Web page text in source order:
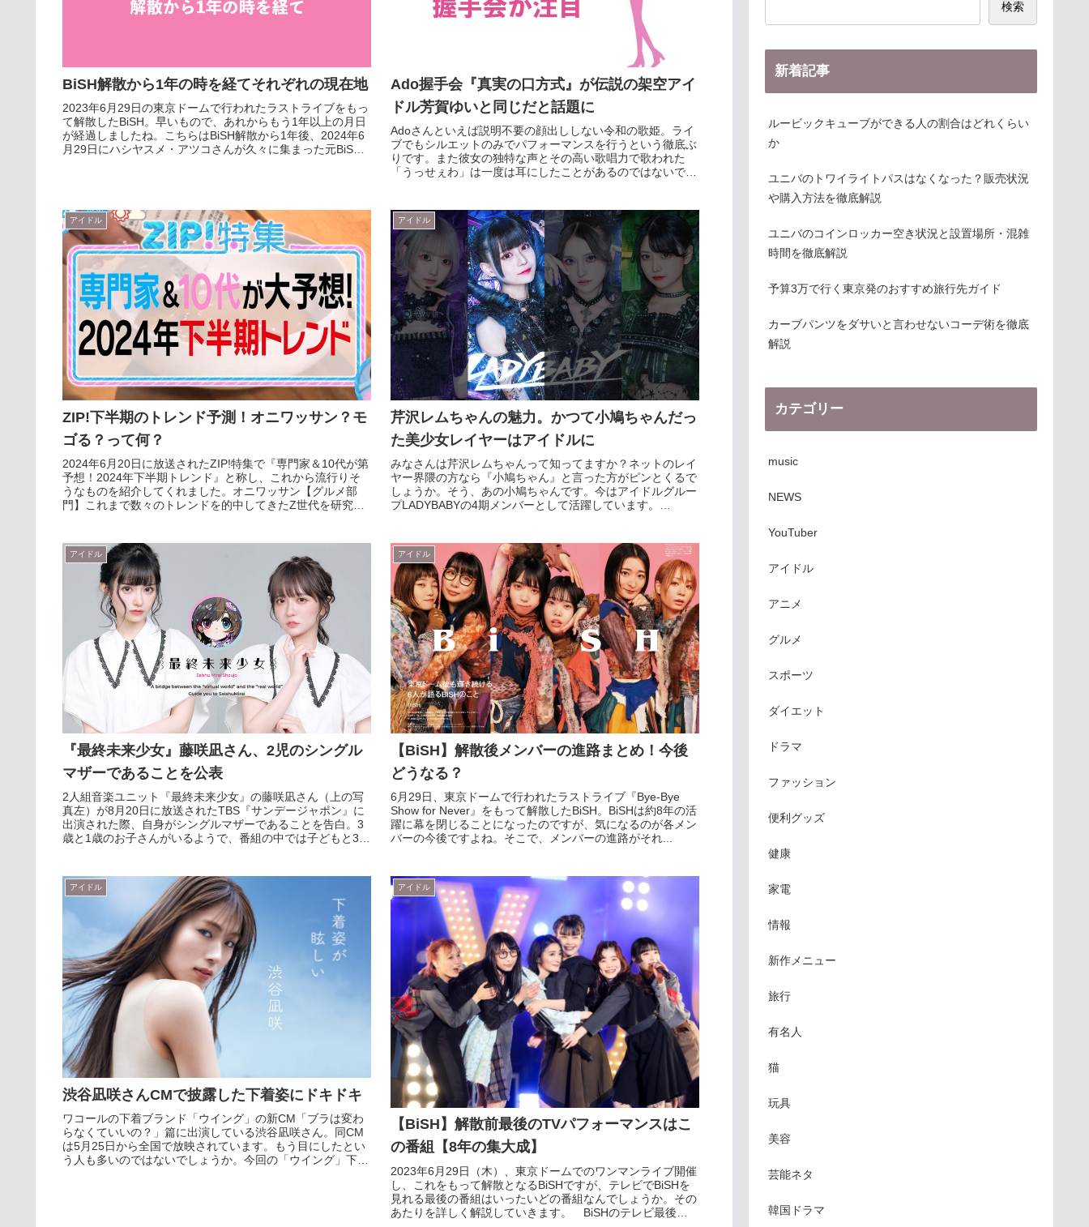
BiSH解散から1年の時を経てそれぞれの現在地
2023年6月29日の東京ドームで行われたラストライブをもっ
て解散したBiSH。早いもので、あれからもう1年以上の月日
が経過しましたね。こちらはBiSH解散から1年後、2024年6
月29日にハシヤスメ・アツコさんが久々に集まった元BiSH
Ado握手会『真実の口方式』が伝説の架空アイ
ドル芳賀ゆいと同じだと話題に
Adoさんといえば説明不要の顔出ししない令和の歌姫。ライ
ブでもシルエットのみでパフォーマンスを行うという徹底ぶ
りです。また彼女の独特な声とその高い歌唱力で歌われた
「うっせぇわ」は一度は耳にしたことがあるのではないでし
アイドル
ZIP!下半期のトレンド予測！オニワッサン？モ
ゴる？って何？
2024年6月20日に放送されたZIP!特集で『専門家＆10代が第
予想！2024年下半期トレンド』と称し、これから流行りそ
うなものを紹介してくれました。オニワッサン【グルメ部
門】これまで数々のトレンドを的中してきたZ世代を研究す
アイドル
芹沢レムちゃんの魅力。かつて小鳩ちゃんだっ
た美少女レイヤーはアイドルに
みなさんは芹沢レムちゃんって知ってますか？ネットのレイ
ヤー界隈の方なら『小鳩ちゃん』と言った方がピンとくるで
しょうか。そう、あの小鳩ちゃんです。今はアイドルグルー
プLADYBABYの4期メンバーとして活躍しています。
アイドル
『最終未来少女』藤咲凪さん、2児のシングル
マザーであることを公表
2人組音楽ユニット『最終未来少女』の藤咲凪さん（上の写
真左）が8月20日に放送されたTBS『サンデージャポン』に
出演された際、自身がシングルマザーであることを告白。3
歳と1歳のお子さんがいるようで、番組の中では子どもと3人
アイドル
【BiSH】解散後メンバーの進路まとめ！今後
どうなる？
6月29日、東京ドームで行われたラストライブ『Bye-Bye
Show for Never』をもって解散したBiSH。BiSHは約8年の活
躍に幕を閉じることになったのですが、気になるのが各メン
バーの今後ですよね。そこで、メンバーの進路がそれ...
アイドル
渋谷凪咲さんCMで披露した下着姿にドキドキ
ワコールの下着ブランド「ウイング」の新CM「ブラは変わ
らなくていいの？」篇に出演している渋谷凪咲さん。同CM
は5月25日から全国で放映されています。もう目にしたとい
う人も多いのではないでしょうか。今回の「ウイング」下着
アイドル
【BiSH】解散前最後のTVパフォーマンスはこ
の番組【8年の集大成】
2023年6月29日（木）、東京ドームでのワンマンライブ開催
し、これをもって解散となるBiSHですが、テレビでBiSHを
見れる最後の番組はいったいどの番組なんでしょうか。その
あたりを詳しく解説していきます。 BiSHのテレビ最後の
検索
新着記事
ルービックキューブができる人の割合はどれくらい
か
ユニバのトワイライトパスはなくなった？販売状況
や購入方法を徹底解説
ユニバのコインロッカー空き状況と設置場所・混雑
時間を徹底解説
予算3万で行く東京発のおすすめ旅行先ガイド
カーブパンツをダサいと言わせないコーデ術を徹底
解説
カテゴリー
music
NEWS
YouTuber
アイドル
アニメ
グルメ
スポーツ
ダイエット
ドラマ
ファッション
便利グッズ
健康
家電
情報
新作メニュー
旅行
有名人
猫
玩具
美容
芸能ネタ
韓国ドラマ